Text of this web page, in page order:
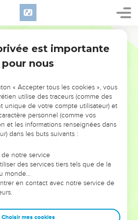
PAS L’ÉVÉNEMENT
L’ANNÉE !
POUVAIENT VOUS ÉVITER LES
VOTRES ?
on voit moins les doutes, les erreurs
ont traversés, alors même que ce
qui les ont façonnés.
leaders, entrepreneurs, et responsables
plus de sagesse afin que leurs erreurs
est importante
pour nous
« Accepter tous les cookies », vous
utilise des traceurs (comme des
unique de votre compte utilisateur) et
personnel (comme vos
et les informations renseignées dans
dans les buts suivants :
notre service
des services tiers tels que de la
monde…
en contact avec notre service de
Choisir mes cookies